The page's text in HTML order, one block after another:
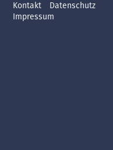
Kontakt
Datenschutz
Impressum